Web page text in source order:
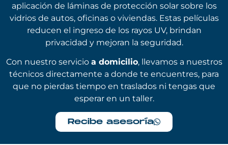
aplicación de láminas de protección solar sobre los
vidrios de autos, oficinas o viviendas. Estas películas
reducen el ingreso de los rayos UV, brindan
privacidad y mejoran la seguridad.
Con nuestro servicio a domicilio, llevamos a nuestros
técnicos directamente a donde te encuentres, para
que no pierdas tiempo en traslados ni tengas que
esperar en un taller.
Recibe asesoría